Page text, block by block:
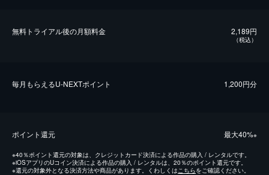
無料トライアル後の⽉額料金 2,189円
（税込）
毎⽉もらえるU-NEXTポイント 1,200円分
ポイント還元 最⼤40%※
※40％ポイント還元の対象は、クレジットカード決済による作品の購入 / レンタルです。
※iOSアプリのUコイン決済による作品の購入 / レンタルは、20％のポイント還元です。
※還元の対象外となる決済方法や商品があります。くわしくはこちらをご確認ください。